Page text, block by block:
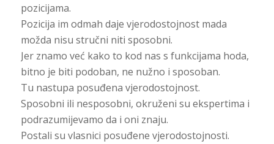
pozicijama.
Pozicija im odmah daje vjerodostojnost mada
možda nisu stručni niti sposobni.
Jer znamo već kako to kod nas s funkcijama hoda,
bitno je biti podoban, ne nužno i sposoban.
Tu nastupa posuđena vjerodostojnost.
Sposobni ili nesposobni, okruženi su ekspertima i
podrazumijevamo da i oni znaju.
Postali su vlasnici posuđene vjerodostojnosti.